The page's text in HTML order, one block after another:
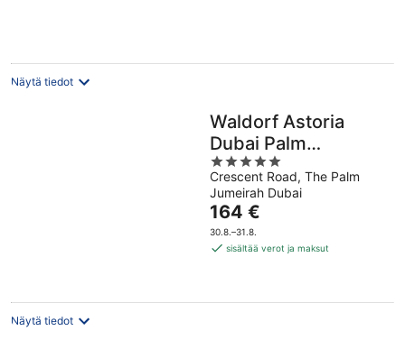
Näytä tiedot
Waldorf Astoria
Dubai Palm
Jumeirah
5
out
of
5
Crescent Road, The Palm
Jumeirah Dubai
Hinta
on
164 €
164 €
30.8.–31.8.
sisältää verot ja maksut
Näytä tiedot